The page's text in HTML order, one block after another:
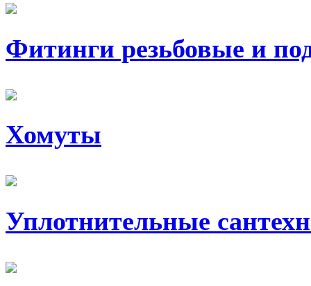
Фитинги резьбовые и
Хомуты
Уплотнительные